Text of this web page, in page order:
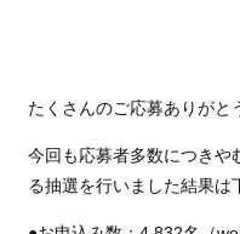
たくさんのご応募ありがと
今回も応募者多数につきや
る抽選を行いました結果は